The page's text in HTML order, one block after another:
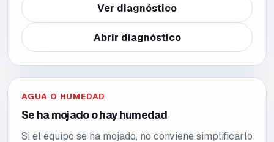
Ver diagnóstico
Abrir diagnóstico
AGUA O HUMEDAD
Se ha mojado o hay humedad
Si el equipo se ha mojado, no conviene simplificarlo